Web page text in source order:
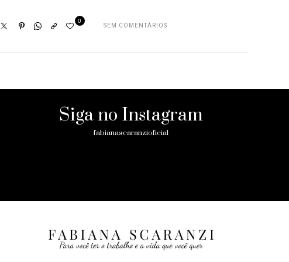
0
SEM COMENTÁRIOS
Siga no Instagram
fabianascaranzioficial